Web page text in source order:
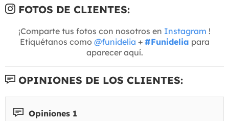
FOTOS DE CLIENTES:
¡Comparte tus fotos con nosotros en Instagram !
Etiquétanos como @funidelia + #Funidelia para
aparecer aquí.
OPINIONES DE LOS CLIENTES:
Opiniones 1